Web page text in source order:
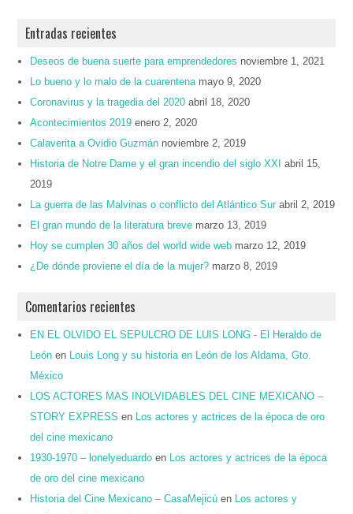
Entradas recientes
Deseos de buena suerte para emprendedores noviembre 1, 2021
Lo bueno y lo malo de la cuarentena mayo 9, 2020
Coronavirus y la tragedia del 2020 abril 18, 2020
Acontecimientos 2019 enero 2, 2020
Calaverita a Ovidio Guzmán noviembre 2, 2019
Historia de Notre Dame y el gran incendio del siglo XXI
abril 15,
2019
La guerra de las Malvinas o conflicto del Atlántico Sur abril 2, 2019
El gran mundo de la literatura breve marzo 13, 2019
Hoy se cumplen 30 años del world wide web marzo 12, 2019
¿De dónde proviene el día de la mujer? marzo 8, 2019
Comentarios recientes
EN EL OLVIDO EL SEPULCRO DE LUIS LONG - El Heraldo de
León en
Louis Long y su historia en León de los Aldama, Gto.
México
LOS ACTORES MAS INOLVIDABLES DEL CINE MEXICANO –
STORY EXPRESS en
Los actores y actrices de la época de oro
del cine mexicano
1930-1970 – lonelyeduardo en
Los actores y actrices de la época
de oro del cine mexicano
Historia del Cine Mexicano – CasaMejicú en
Los actores y